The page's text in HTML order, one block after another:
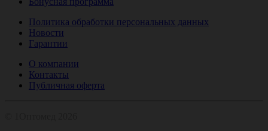
Политика обработки персональных данных
Новости
Гарантии
О компании
Контакты
Публичная оферта